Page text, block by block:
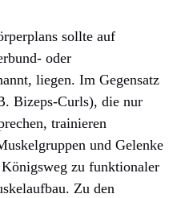
sollte auf
oder
liegen. Im Gegensatz
Bizeps-Curls), die nur
trainieren
und Gelenke
zu funktionaler
Zu den